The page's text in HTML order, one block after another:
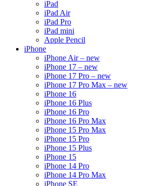
iPad
iPad Air
iPad Pro
iPad mini
Apple Pencil
iPhone
iPhone Air – new
iPhone 17 – new
iPhone 17 Pro – new
iPhone 17 Pro Max – new
iPhone 16
iPhone 16 Plus
iPhone 16 Pro
iPhone 16 Pro Max
iPhone 15 Pro Max
iPhone 15 Pro
iPhone 15 Plus
iPhone 15
iPhone 14 Pro
iPhone 14 Pro Max
iPhone SE